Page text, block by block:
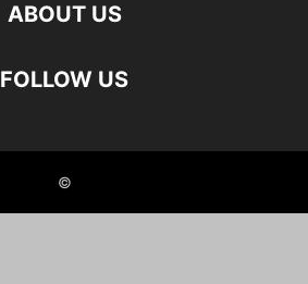
ABOUT US
FOLLOW US
©